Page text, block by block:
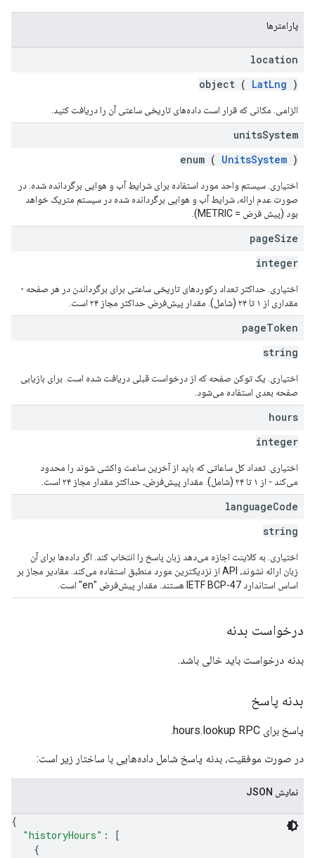
پارامترها
location
object ( LatLng )
الزامی. مکانی که قرار است داده‌های تاریخی ساعتی آن را دریافت کنید.
unitsSystem
enum ( UnitsSystem )
اختیاری. سیستم واحد مورد استفاده برای شرایط آب و هوایی برگردانده شده. در
صورت عدم ارائه، شرایط آب و هوایی برگردانده شده در سیستم متریک خواهد
بود (پیش فرض = METRIC).
pageSize
integer
اختیاری. حداکثر تعداد رکوردهای تاریخی ساعتی برای برگرداندن در هر صفحه -
مقداری از ۱ تا ۲۴ (شامل). مقدار پیش‌فرض حداکثر مجاز ۲۴ است.
pageToken
string
اختیاری. یک توکن صفحه که از درخواست قبلی دریافت شده است. برای بازیابی
صفحه بعدی استفاده می‌شود.
hours
integer
اختیاری. تعداد کل ساعاتی که باید از آخرین ساعت واکشی شوند را محدود
می‌کند - از ۱ تا ۲۴ (شامل). مقدار پیش‌فرض، حداکثر مقدار مجاز ۲۴ است.
languageCode
string
اختیاری. به کلاینت اجازه می‌دهد زبان پاسخ را انتخاب کند. اگر داده‌ها برای آن
زبان ارائه نشوند، API از نزدیکترین مورد منطبق استفاده می‌کند. مقادیر مجاز بر
اساس استاندارد IETF BCP-47 هستند. مقدار پیش‌فرض "en" است.
درخواست بدنه
بدنه درخواست باید خالی باشد.
بدنه پاسخ
پاسخ برای hours.lookup RPC.
در صورت موفقیت، بدنه پاسخ شامل داده‌هایی با ساختار زیر است:
نمایش JSON
{
"historyHours" :
[
{